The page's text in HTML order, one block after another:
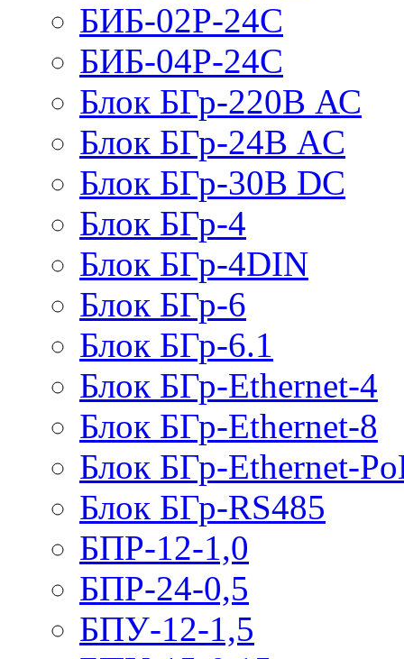
БИБ-02Р-24С
БИБ-04Р-24С
Блок БГр-220В АС
Блок БГр-24В AC
Блок БГр-30В DC
Блок БГр-4
Блок БГр-4DIN
Блок БГр-6
Блок БГр-6.1
Блок БГр-Ethernet-4
Блок БГр-Ethernet-8
Блок БГр-Ethernet-
Блок БГр-RS485
БПР-12-1,0
БПР-24-0,5
БПУ-12-1,5